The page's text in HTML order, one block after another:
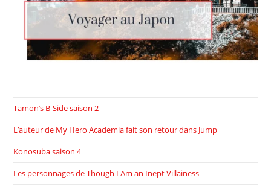
Tamon’s B-Side saison 2
L’auteur de My Hero Academia fait son retour dans Jump
Konosuba saison 4
Les personnages de Though I Am an Inept Villainess